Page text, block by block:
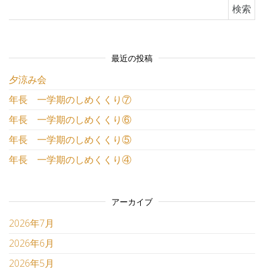
最近の投稿
夕涼み会
年長 一学期のしめくくり⑦
年長 一学期のしめくくり⑥
年長 一学期のしめくくり⑤
年長 一学期のしめくくり④
アーカイブ
2026年7月
2026年6月
2026年5月